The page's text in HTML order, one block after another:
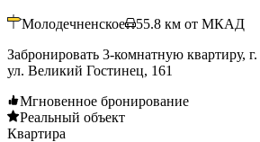
Молодечненское 55.8 км от МКАД
Забронировать 3-комнатную квартиру,
ул. Великий Гостинец, 161
Мгновенное бронирование
Реальный объект
Квартира